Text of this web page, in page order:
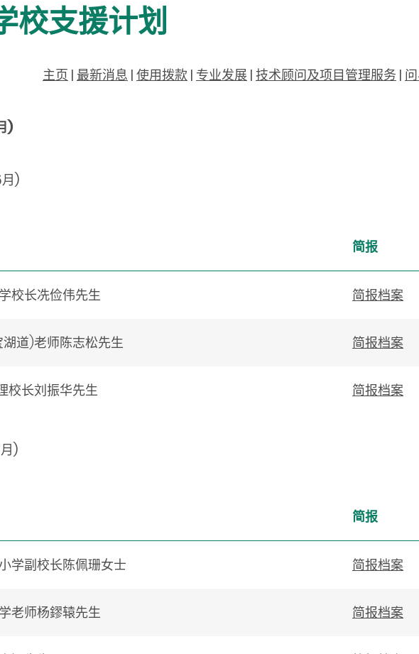
校支援计划
主页 | 最新消息 | 使用拨款 | 专业发展 | 技术顾问及项目管理服务 |
)
)
简报
校长冼俭伟先生 简报档案
道)老师陈志松先生 简报档案
校长刘振华先生 简报档案
)
简报
学副校长陈佩珊女士 简报档案
老师杨鏐辕先生 简报档案